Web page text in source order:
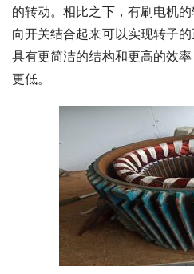
的转动。相比之下，有刷电机
向开关结合起来可以实现转子
具有更简洁的结构和更高的效
更低。